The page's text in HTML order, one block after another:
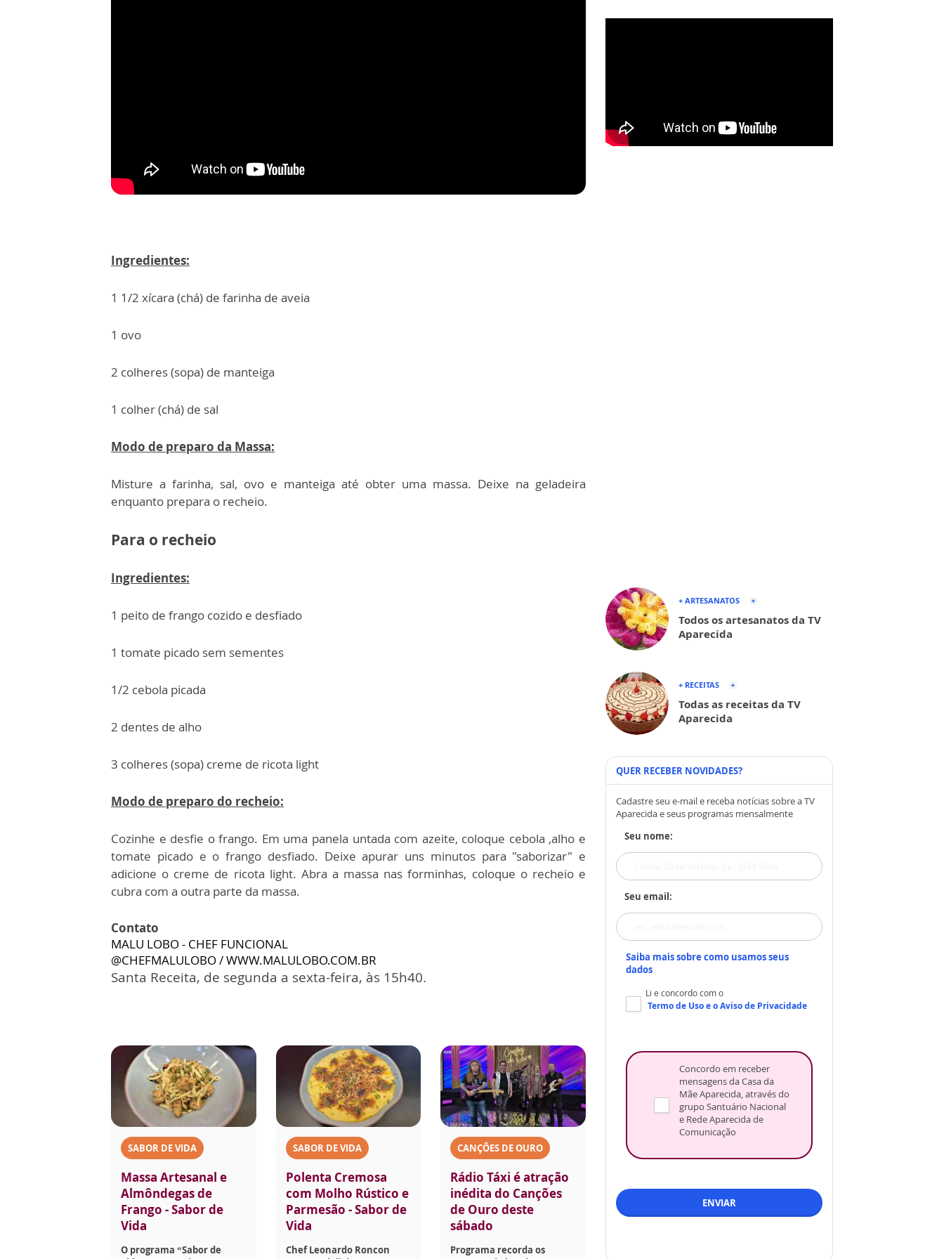
Ingredientes:
1 1/2 xícara (chá) de farinha de aveia
1 ovo
2 colheres (sopa) de manteiga
1 colher (chá) de sal
Modo de preparo da Massa:
Misture a farinha, sal, ovo e manteiga até obter uma massa. Deixe na geladeira
enquanto prepara o recheio.
Para o recheio
Ingredientes:
1 peito de frango cozido e desfiado
1 tomate picado sem sementes
1/2 cebola picada
2 dentes de alho
3 colheres (sopa) creme de ricota light
Modo de preparo do recheio:
Cozinhe e desfie o frango. Em uma panela untada com azeite, coloque cebola ,alho e
tomate picado e o frango desfiado. Deixe apurar uns minutos para "saborizar" e
adicione o creme de ricota light. Abra a massa nas forminhas, coloque o recheio e
cubra com a outra parte da massa.
Contato
MALU LOBO - CHEF FUNCIONAL
@CHEFMALULOBO / WWW.MALULOBO.COM.BR
Santa Receita, de segunda a sexta-feira, às 15h40.
SABOR DE VIDA
Massa Artesanal e
Almôndegas de
Frango - Sabor de
Vida
O programa “Sabor de
SABOR DE VIDA
Polenta Cremosa
com Molho Rústico e
Parmesão - Sabor de
Vida
Chef Leonardo Roncon
CANÇÕES DE OURO
Rádio Táxi é atração
inédita do Canções
de Ouro deste
sábado
Programa recorda os
+ ARTESANATOS
Todos os artesanatos da TV
Aparecida
+ RECEITAS
Todas as receitas da TV
Aparecida
QUER RECEBER NOVIDADES?
Cadastre seu e-mail e receba notícias sobre a TV
Aparecida e seus programas mensalmente
Seu nome:
Seu email:
Saiba mais sobre como usamos seus
dados
Li e concordo com o
Termo de Usoe oAviso de Privacidade
Concordo em receber
mensagens da Casa da
Mãe Aparecida, através do
grupo Santuário Nacional
e Rede Aparecida de
Comunicação
ENVIAR